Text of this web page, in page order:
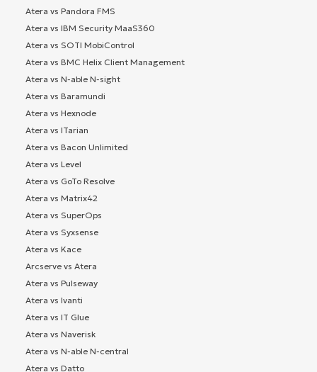
Atera vs Pandora FMS
Atera vs IBM Security MaaS360
Atera vs SOTI MobiControl
Atera vs BMC Helix Client Management
Atera vs N-able N-sight
Atera vs Baramundi
Atera vs Hexnode
Atera vs ITarian
Atera vs Bacon Unlimited
Atera vs Level
Atera vs GoTo Resolve
Atera vs Matrix42
Atera vs SuperOps
Atera vs Syxsense
Atera vs Kace
Arcserve vs Atera
Atera vs Pulseway
Atera vs Ivanti
Atera vs IT Glue
Atera vs Naverisk
Atera vs N-able N-central
Atera vs Datto